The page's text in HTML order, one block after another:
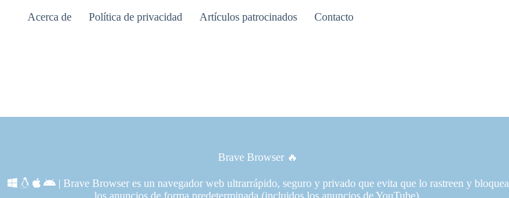
Acerca de Política de privacidad Artículos patrocinados Contacto
Brave Browser 🔥
| Brave Browser es un navegador web ultrarrápido, seguro y privado que evita que lo rastreen y bloquea
los anuncios de forma predeterminada (incluidos los anuncios de YouTube).